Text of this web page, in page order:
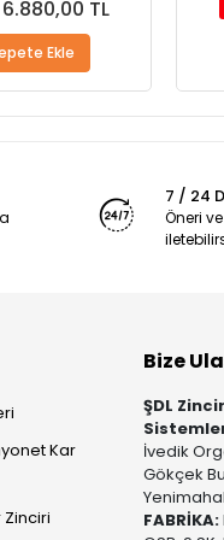
6.880,00 TL
Ekle
7 / 24
Öneri
Kar
Bize
ŞDL
İvedik
Gökçek
FABRİKA: